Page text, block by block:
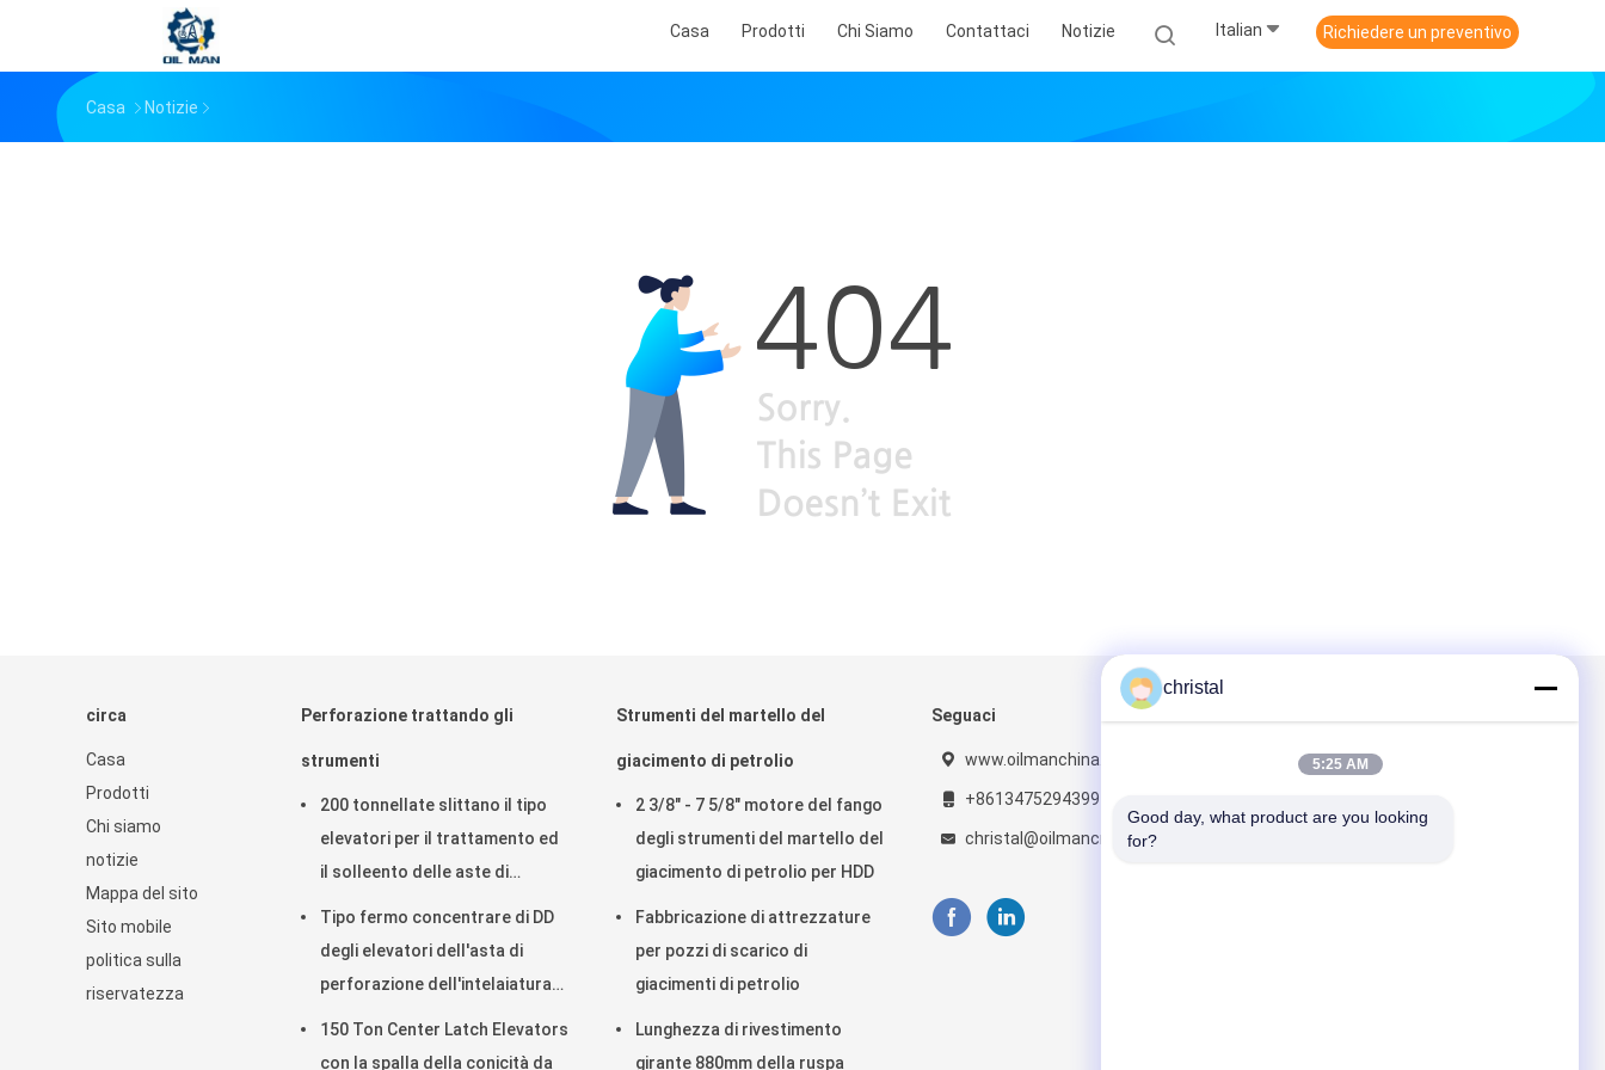
Casa Prodotti Chi Siamo Contattaci Notizie Italian Richiedere un preventivo
Casa Notizie
circa
Casa
Prodotti
Chi siamo
notizie
Mappa del sito
Sito mobile
politica sulla
riservatezza
Perforazione trattando gli
strumenti
200 tonnellate slittano il tipo
elevatori per il trattamento ed
il solleento delle aste di
Tipo fermo concentrare di DD
degli elevatori dell'asta di
perforazione dell'intelaiatura
150 Ton Center Latch Elevators
con la spalla della conicità da
Strumenti del martello del
giacimento di petrolio
2 3/8" - 7 5/8" motore del fango
degli strumenti del martello del
giacimento di petrolio per HDD
Fabbricazione di attrezzature
per pozzi di scarico di
giacimenti di petrolio
Lunghezza di rivestimento
girante 880mm della ruspa
Seguaci
www.oilmanchina.com
+8613475294399
christal@oilmancn.com
christal
5:25 AM
Good day, what product are you looking
for?